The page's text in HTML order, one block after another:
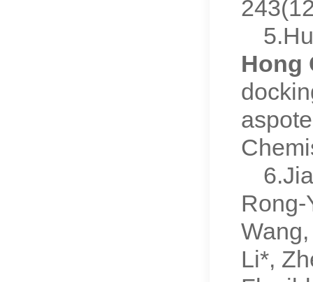
Hong
Rong-
Li*,